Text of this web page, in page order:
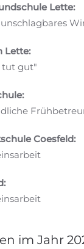
Lette:
Lette:
tut gut"
Coesfeld:
im Jahr